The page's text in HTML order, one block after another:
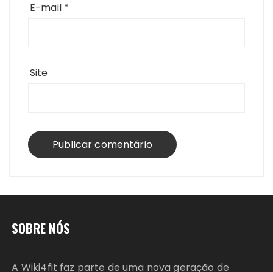
E-mail *
Site
SOBRE NÓS
A Wiki4fit faz parte de uma nova geração de